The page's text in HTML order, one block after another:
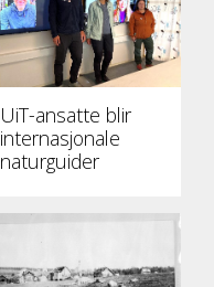
UiT-ansatte blir
internasjonale
naturguider